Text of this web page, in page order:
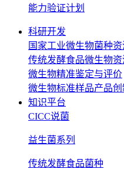
能力验证计划
科研开发
国家工业微生物菌种
传统发酵食品微生物
微生物精准鉴定与评价
微生物标准样品产品创
知识平台
CICC说菌
益生菌系列
传统发酵食品菌种